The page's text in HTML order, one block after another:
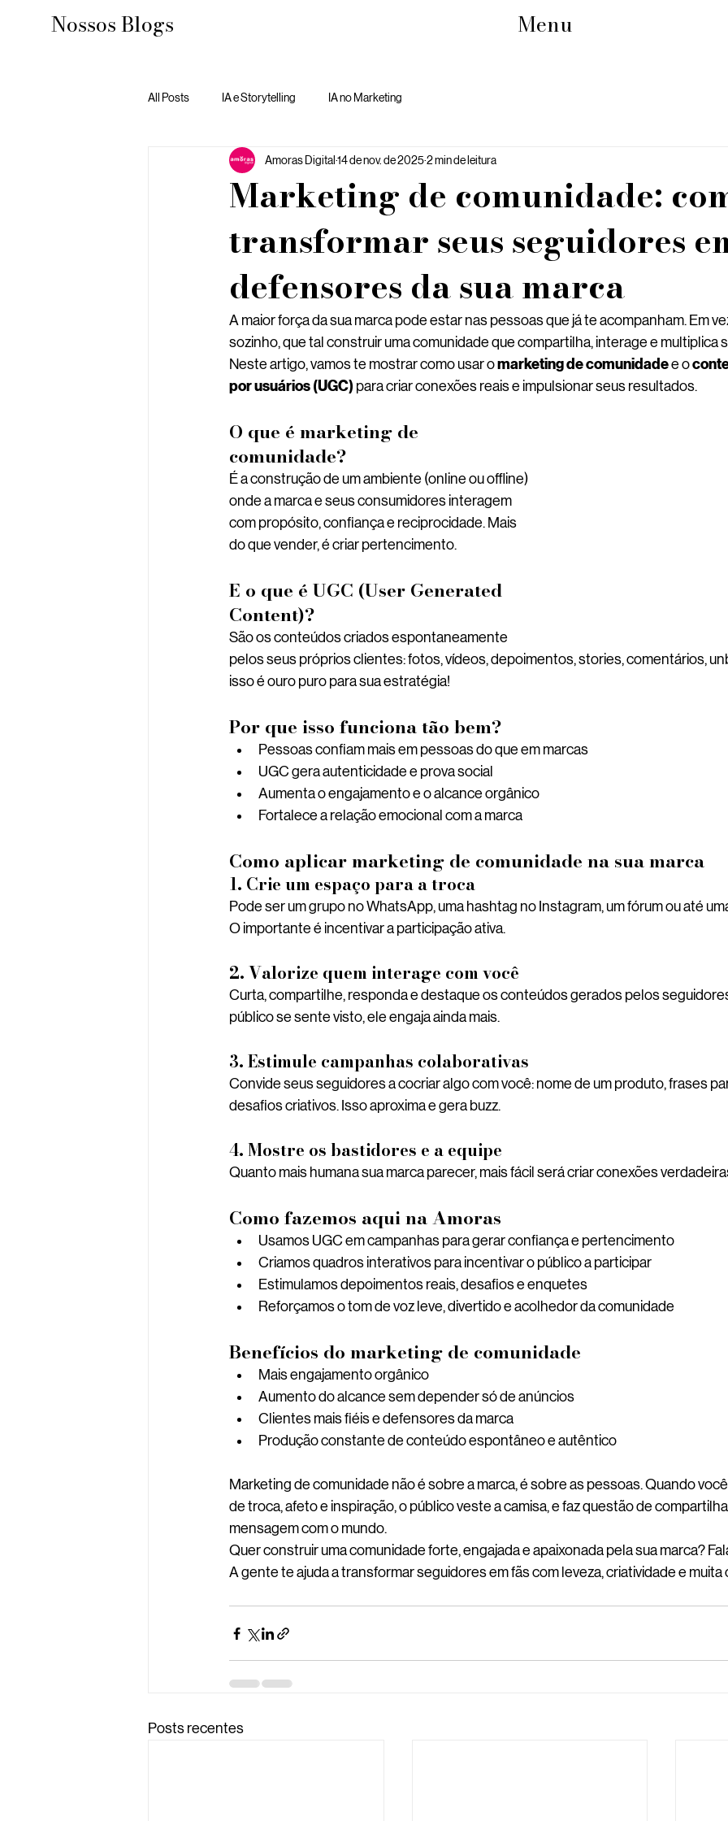
Nossos Blogs Menu
All Posts IA e Storytelling IA no Marketing
Marketing de comunidade:
transformar seus seguidores
defensores da sua marca
Amoras Digital14 de nov. de 20252 min de leitura
A maior força da sua marca pode estar nas pessoas que já te acompanham. Em
sozinho, que tal construir uma comunidade que compartilha, interage e multiplica
Neste artigo, vamos te mostrar como usar o marketing de comunidade e o
por usuários (UGC) para criar conexões reais e impulsionar seus resultados.
O que é marketing de
comunidade?
É a construção de um ambiente (online ou offline)
onde a marca e seus consumidores interagem
com propósito, confiança e reciprocidade. Mais
do que vender, é criar pertencimento.
E o que é UGC (User Generated
Content)?
São os conteúdos criados espontaneamente
pelos seus próprios clientes: fotos, vídeos, depoimentos, stories, comentários,
isso é ouro puro para sua estratégia!
Por que isso funciona tão bem?
Pessoas confiam mais em pessoas do que em marcas
UGC gera autenticidade e prova social
Aumenta o engajamento e o alcance orgânico
Fortalece a relação emocional com a marca
Como aplicar marketing de comunidade na sua marca
1. Crie um espaço para a troca
Pode ser um grupo no WhatsApp, uma hashtag no Instagram, um fórum ou até
O importante é incentivar a participação ativa.
2. Valorize quem interage com você
Curta, compartilhe, responda e destaque os conteúdos gerados pelos
público se sente visto, ele engaja ainda mais.
3. Estimule campanhas colaborativas
Convide seus seguidores a cocriar algo com você: nome de um produto, frases
desafios criativos. Isso aproxima e gera buzz.
4. Mostre os bastidores e a equipe
Quanto mais humana sua marca parecer, mais fácil será criar conexões
Como fazemos aqui na Amoras
Usamos UGC em campanhas para gerar confiança e pertencimento
Criamos quadros interativos para incentivar o público a participar
Estimulamos depoimentos reais, desafios e enquetes
Reforçamos o tom de voz leve, divertido e acolhedor da comunidade
Benefícios do marketing de comunidade
Mais engajamento orgânico
Aumento do alcance sem depender só de anúncios
Clientes mais fiéis e defensores da marca
Produção constante de conteúdo espontâneo e autêntico
Marketing de comunidade não é sobre a marca, é sobre as pessoas. Quando
de troca, afeto e inspiração, o público veste a camisa, e faz questão de
mensagem com o mundo.
Quer construir uma comunidade forte, engajada e apaixonada pela sua marca?
A gente te ajuda a transformar seguidores em fãs com leveza, criatividade e muita
Posts recentes